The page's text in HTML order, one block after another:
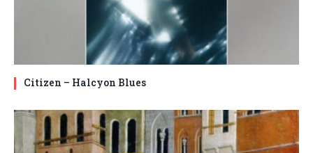
Citizen – Halcyon Blues